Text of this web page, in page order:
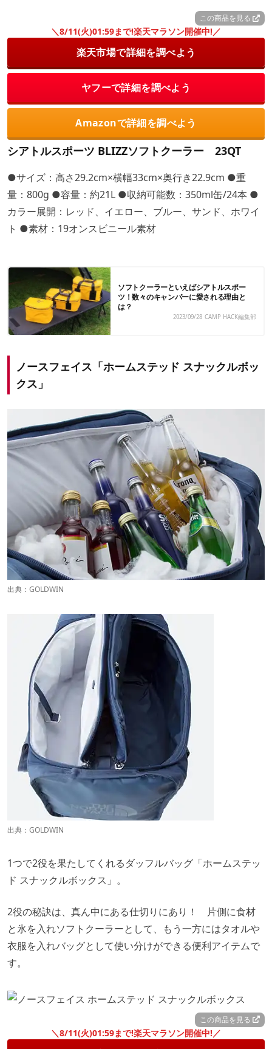
この商品を見る
＼8/11(火)01:59まで!楽天マラソン開催中!／
楽天市場で詳細を調べよう
ヤフーで詳細を調べよう
Amazonで詳細を調べよう
シアトルスポーツ BLIZZソフトクーラー 23QT
●サイズ：高さ29.2cm×横幅33cm×奥行き22.9cm ●重
量：800g ●容量：約21L ●収納可能数：350ml缶/24本 ●
カラー展開：レッド、イエロー、ブルー、サンド、ホワイ
ト ●素材：19オンスビニール素材
ソフトクーラーといえばシアトルスポー
ツ！数々のキャンパーに愛される理由と
は？
2023/09/28 CAMP HACK編集部
ノースフェイス「ホームステッド スナックルボッ
クス」
出典： GOLDWIN
出典： GOLDWIN
1つで2役を果たしてくれるダッフルバッグ「ホームステッ
ド スナックルボックス」。
2役の秘訣は、真ん中にある仕切りにあり！ 片側に食材
と氷を入れソフトクーラーとして、もう一方にはタオルや
衣服を入れバッグとして使い分けができる便利アイテムで
す。
この商品を見る
＼8/11(火)01:59まで!楽天マラソン開催中!／